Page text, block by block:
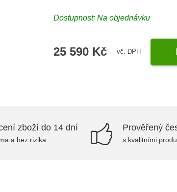
Dostupnost: Na objednávku
25 590 Kč vč. DPH
zboží do 14 dní
a bez rizika
Prověřený
s kvalitními